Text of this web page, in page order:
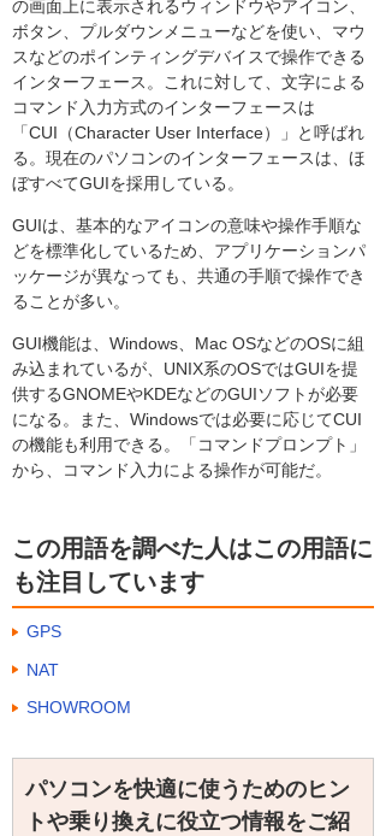
の画面上に表示されるウィンドウやアイコン、
ボタン、プルダウンメニューなどを使い、マウ
スなどのポインティングデバイスで操作できる
インターフェース。これに対して、文字による
コマンド入力方式のインターフェースは
「CUI（Character User Interface）」と呼ばれ
る。現在のパソコンのインターフェースは、ほ
ぼすべてGUIを採用している。
GUIは、基本的なアイコンの意味や操作手順な
どを標準化しているため、アプリケーションパ
ッケージが異なっても、共通の手順で操作でき
ることが多い。
GUI機能は、Windows、Mac OSなどのOSに組
み込まれているが、UNIX系のOSではGUIを提
供するGNOMEやKDEなどのGUIソフトが必要
になる。また、Windowsでは必要に応じてCUI
の機能も利用できる。「コマンドプロンプト」
から、コマンド入力による操作が可能だ。
この用語を調べた人はこの用語に
も注目しています
GPS
NAT
SHOWROOM
パソコンを快適に使うためのヒン
トや乗り換えに役立つ情報をご紹